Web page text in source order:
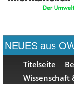
NEUES aus
Titelseite
Wissenschaft